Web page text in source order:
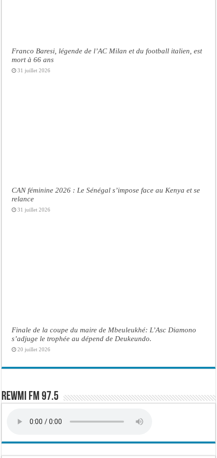
Franco Baresi, légende de l’AC Milan et du football italien, est
mort à 66 ans
31 juillet 2026
CAN féminine 2026 : Le Sénégal s’impose face au Kenya et se
relance
31 juillet 2026
Finale de la coupe du maire de Mbeuleukhé: L’Asc Diamono
s’adjuge le trophée au dépend de Deukeundo.
20 juillet 2026
Rewmi FM 97.5